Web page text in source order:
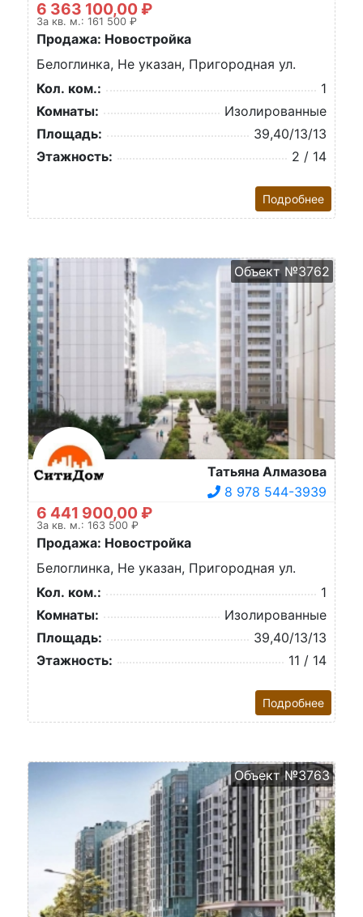
6 363 100,00 ₽
За кв. м.: 161 500 ₽
Продажа: Новостройка
Белоглинка, Не указан, Пригородная ул.
Кол. ком.:
1
Комнаты:
Изолированные
Площадь:
39,40/13/13
Этажность:
2 / 14
Подробнее
Объект №3762
Татьяна Алмазова
8 978 544-3939
6 441 900,00 ₽
За кв. м.: 163 500 ₽
Продажа: Новостройка
Белоглинка, Не указан, Пригородная ул.
Кол. ком.:
1
Комнаты:
Изолированные
Площадь:
39,40/13/13
Этажность:
11 / 14
Подробнее
Объект №3763